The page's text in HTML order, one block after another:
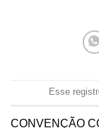
Esse
CONVENÇÃO